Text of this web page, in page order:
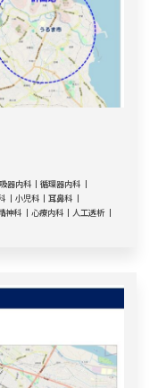
器内科
循環器内科
小児科
耳鼻科
神科 心療内科
人工透析